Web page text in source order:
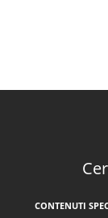
CONTENUTI